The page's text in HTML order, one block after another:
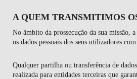
A QUEM TRANSMITIMOS
No âmbito da prossecução da sua missão,
os dados pessoais dos seus utilizadores
Qualquer partilha ou transferência de dados
realizada para entidades terceiras que